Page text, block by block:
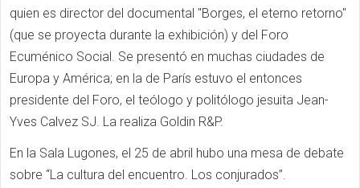
quien es director del documental "Borges, el eterno retorno"
(que se proyecta durante la exhibición) y del Foro
Ecuménico Social. Se presentó en muchas ciudades de
Europa y América; en la de París estuvo el entonces
presidente del Foro, el teólogo y politólogo jesuita Jean-
Yves Calvez SJ. La realiza Goldin R&P.
En la Sala Lugones, el 25 de abril hubo una mesa de debate
sobre “La cultura del encuentro. Los conjurados”.